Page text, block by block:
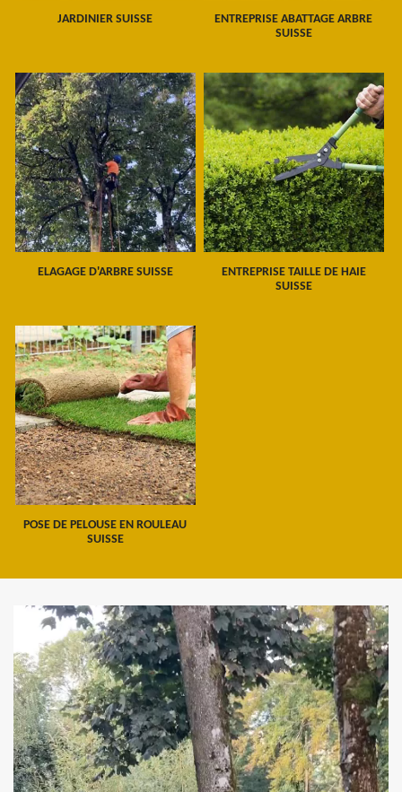
JARDINIER SUISSE
ENTREPRISE ABATTAGE ARBRE
SUISSE
ELAGAGE D'ARBRE SUISSE
ENTREPRISE TAILLE DE HAIE
SUISSE
POSE DE PELOUSE EN ROULEAU
SUISSE